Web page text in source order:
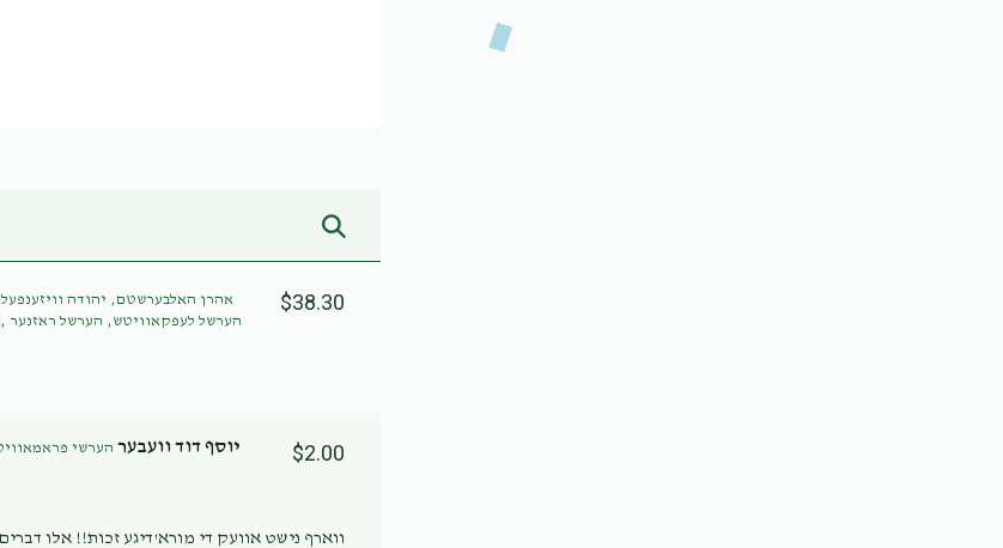
אהרן האלבערשטם, יהודה
הערשל לעפקאוויטש, הערשל ראזנער ,
$38.30
יוסף דוד וועבער הערשי
$2.00
ווארף נישט אוועק די מורא'דיגע זכות!! אלו